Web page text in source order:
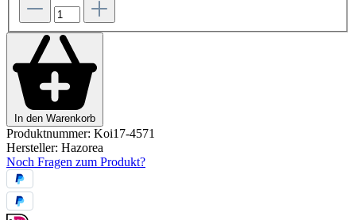
In den Warenkorb
Produktnummer: Koi17-4571
Hersteller: Hazorea
Noch Fragen zum Produkt?